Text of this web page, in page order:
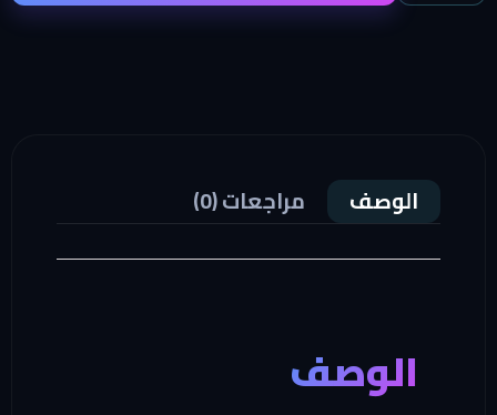
الوصف مراجعات (0)
الوصف